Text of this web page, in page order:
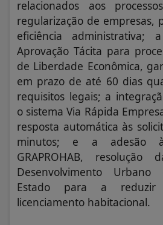
relacionados aos
regularização de empresas,
eficiência administrativa;
Aprovação Tácita para
de Liberdade Econômica,
em prazo de até 60 dias
requisitos legais; a
o sistema Via Rápida
resposta automática às
minutos; e a adesão
GRAPROHAB, resolução
Desenvolvimento
Estado para a
licenciamento habitacional.